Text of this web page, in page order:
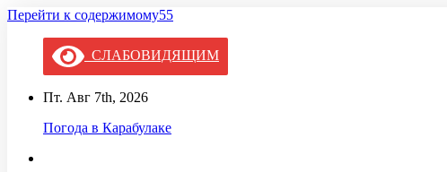
Перейти к содержимому55
СЛАБОВИДЯЩИМ
Пт. Авг 7th, 2026
Погода в Карабулаке